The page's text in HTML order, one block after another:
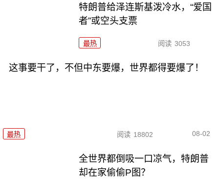
特朗普给泽连斯基泼冷水，“爱国
者”或空头支票
最热 阅读 3053
这事要干了，不但中东要爆，世界都得要爆了！
最热 阅读 18802 08-02
全世界都倒吸一口凉气，特朗普
却在家偷偷P图？